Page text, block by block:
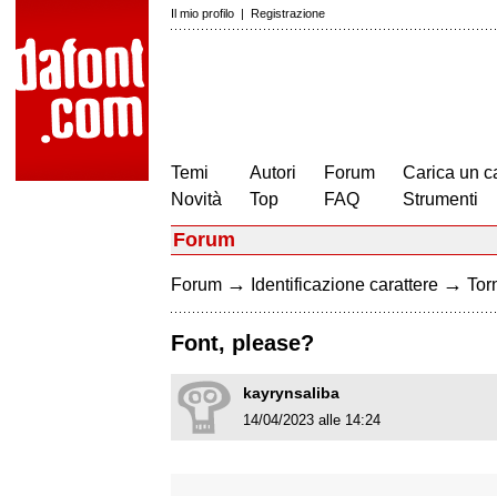
Il mio profilo | Registrazione
Temi
Novità
Autori
Top
Forum
FAQ
Carica un
Strumenti
Forum
Forum → Identificazione carattere →
Font, please?
kayrynsaliba
14/04/2023 alle 14:24